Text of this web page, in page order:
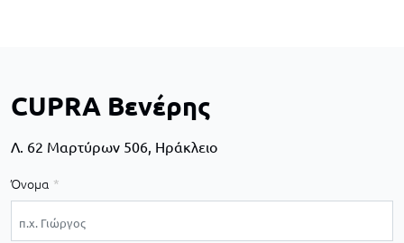
CUPRA Βενέρης
Λ. 62 Μαρτύρων 506, Ηράκλειο
Όνομα